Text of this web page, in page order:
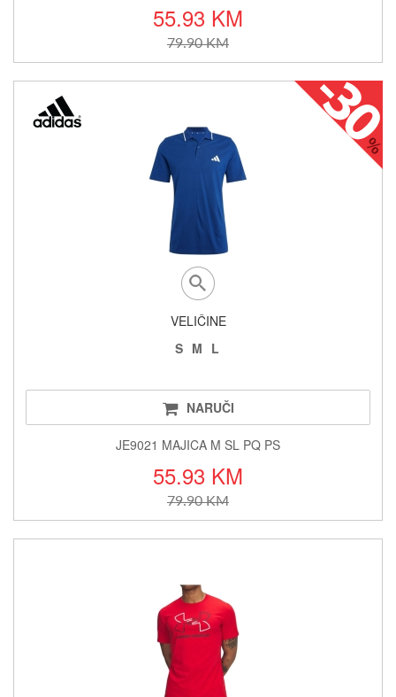
55.93 KM
79.90 KM
VELIČINE
S M L
NARUČI
JE9021 MAJICA M SL PQ PS
55.93 KM
79.90 KM